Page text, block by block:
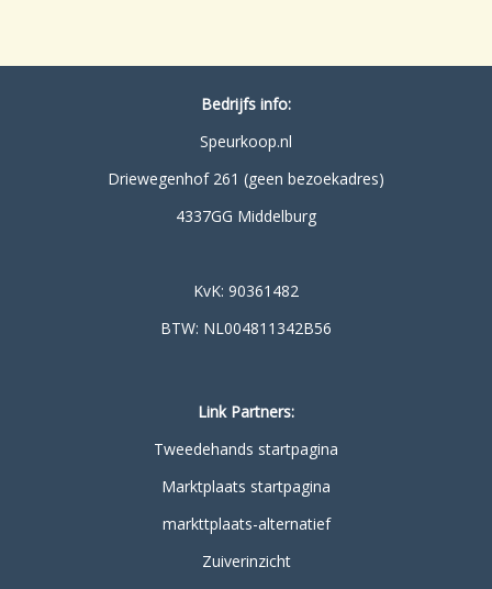
Bedrijfs info:
Speurkoop.nl
Driewegenhof 261 (geen bezoekadres)
4337GG Middelburg
KvK: 90361482
BTW: NL004811342B56
Link Partners:
Tweedehands startpagina
Marktplaats startpagina
markttplaats-alternatief
Zuiverinzicht